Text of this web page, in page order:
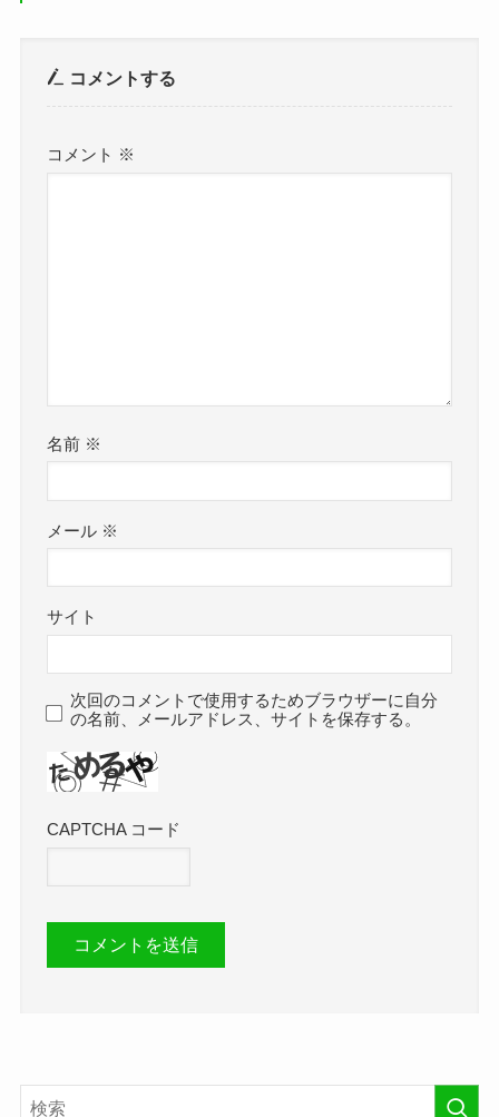
コメントする
コメント ※
名前 ※
メール ※
サイト
次回のコメントで使用するためブラウザーに自分
の名前、メールアドレス、サイトを保存する。
CAPTCHA コード